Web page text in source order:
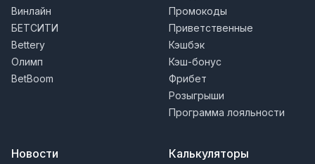
Винлайн
БЕТСИТИ
Bettery
Олимп
BetBoom
Промокоды
Приветственные
Кэшбэк
Кэш-бонус
Фрибет
Розыгрыши
Программа лояльности
Новости Калькуляторы